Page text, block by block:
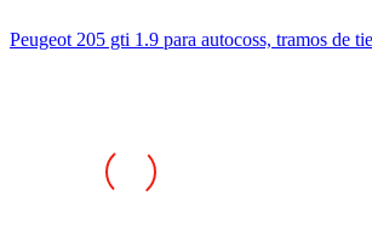
Peugeot 205 gti 1.9 para autocoss, tramos de